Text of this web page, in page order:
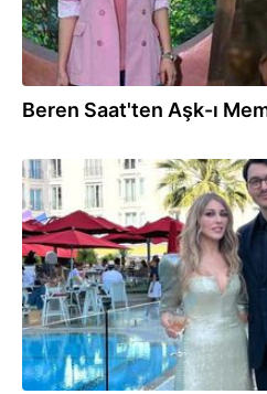
Beren Saat'ten Aşk-ı
22.05.2022